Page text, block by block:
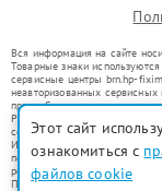
Вся информация на сайте
Товарные знаки
сервисные центры brn.hp-
неавторизованных
правообладателями
Ремонт осуществляется для
со статьей 1487 ГК РФ.
Использование товарных
потребителей в заблуждение,
ремонту техники указанных
Представленная на сайте
Этот сайт
ознакомиться с
файлов cookie